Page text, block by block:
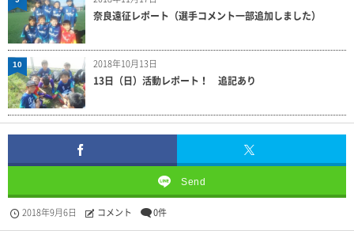
奈良遠征レポート（選手コメント一部追加しました）
2018年10月13日
13日（日）活動レポート！ 追記あり
10
Send
2018年9月6日 コメント 0件